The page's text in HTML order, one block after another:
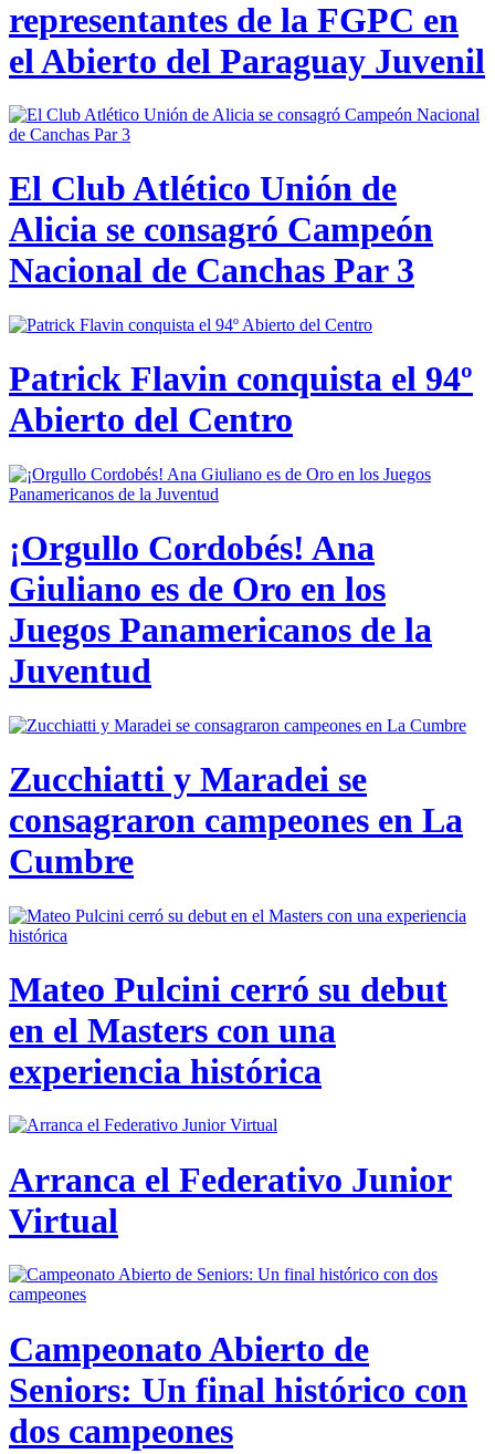
representantes de la FGPC en
el Abierto del Paraguay Juvenil
El Club Atlético Unión de
Alicia se consagró Campeón
Nacional de Canchas Par 3
Patrick Flavin conquista el 94º
Abierto del Centro
¡Orgullo Cordobés! Ana
Giuliano es de Oro en los
Juegos Panamericanos de la
Juventud
Zucchiatti y Maradei se
consagraron campeones en La
Cumbre
Mateo Pulcini cerró su debut
en el Masters con una
experiencia histórica
Arranca el Federativo Junior
Virtual
Campeonato Abierto de
Seniors: Un final histórico con
dos campeones